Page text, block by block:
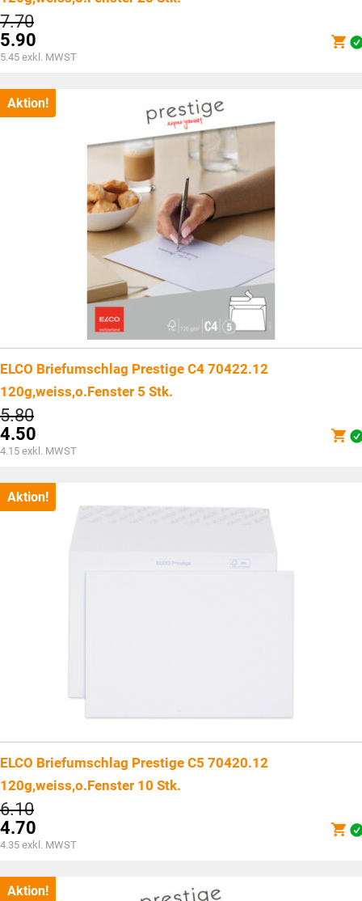
7.70Ursprünglicher
Preis
war:
CHF7.70
5.90
Aktueller
ist:
CHF5.90.
5.45 exkl. MWST
Aktion!
ELCO Briefumschlag Prestige C4 70422.12
120g,weiss,o.Fenster 5 Stk.
5.80Ursprünglicher
Preis
war:
CHF5.80
4.50
Aktueller
ist:
CHF4.50.
4.15 exkl. MWST
Aktion!
ELCO Briefumschlag Prestige C5 70420.12
120g,weiss,o.Fenster 10 Stk.
6.10Ursprünglicher
Preis
war:
CHF6.10
4.70
Aktueller
ist:
CHF4.70.
4.35 exkl. MWST
Aktion!